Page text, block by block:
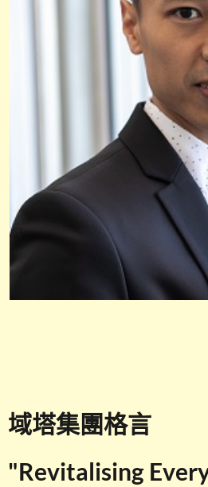
域塔集團格言
"Revitalising